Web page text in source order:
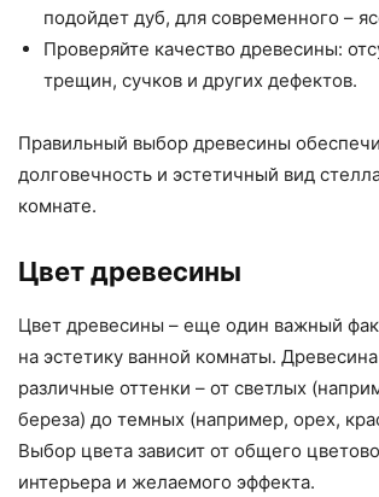
подойдет дуб, для современного –
Проверяйте качество древесины:
трещин, сучков и других дефектов.
Правильный выбор древесины
долговечность и эстетичный вид
комнате.
Цвет древесины
Цвет древесины – еще один важный
на эстетику ванной комнаты.
различные оттенки – от светлых
береза) до темных (например, орех,
Выбор цвета зависит от общего
интерьера и желаемого эффекта.